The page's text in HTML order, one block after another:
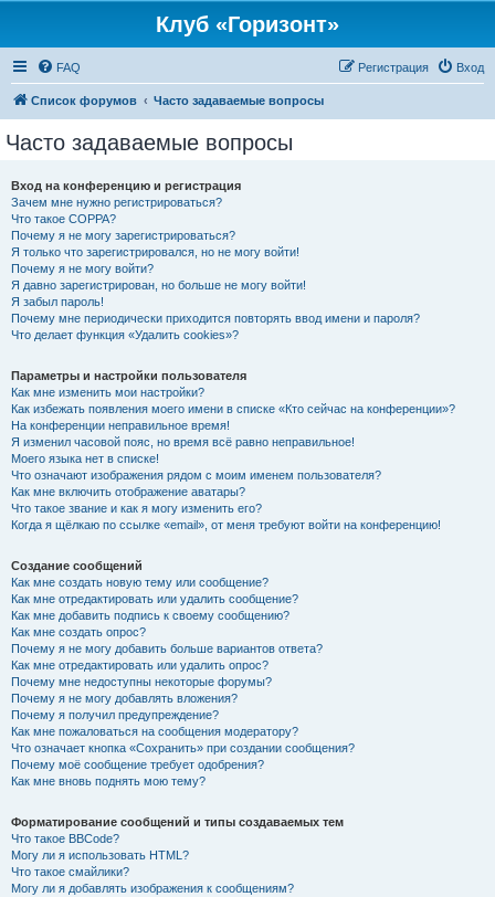
Клуб «Горизонт»
FAQ Вход
Регистрация
Список форумов Часто задаваемые вопросы
Часто задаваемые вопросы
Вход на конференцию и регистрация
Зачем мне нужно регистрироваться?
Что такое COPPA?
Почему я не могу зарегистрироваться?
Я только что зарегистрировался, но не могу войти!
Почему я не могу войти?
Я давно зарегистрирован, но больше не могу войти!
Я забыл пароль!
Почему мне периодически приходится повторять ввод имени и пароля?
Что делает функция «Удалить cookies»?
Параметры и настройки пользователя
Как мне изменить мои настройки?
Как избежать появления моего имени в списке «Кто сейчас на конференции»?
На конференции неправильное время!
Я изменил часовой пояс, но время всё равно неправильное!
Моего языка нет в списке!
Что означают изображения рядом с моим именем пользователя?
Как мне включить отображение аватары?
Что такое звание и как я могу изменить его?
Когда я щёлкаю по ссылке «email», от меня требуют войти на конференцию!
Создание сообщений
Как мне создать новую тему или сообщение?
Как мне отредактировать или удалить сообщение?
Как мне добавить подпись к своему сообщению?
Как мне создать опрос?
Почему я не могу добавить больше вариантов ответа?
Как мне отредактировать или удалить опрос?
Почему мне недоступны некоторые форумы?
Почему я не могу добавлять вложения?
Почему я получил предупреждение?
Как мне пожаловаться на сообщения модератору?
Что означает кнопка «Сохранить» при создании сообщения?
Почему моё сообщение требует одобрения?
Как мне вновь поднять мою тему?
Форматирование сообщений и типы создаваемых тем
Что такое BBCode?
Могу ли я использовать HTML?
Что такое смайлики?
Могу ли я добавлять изображения к сообщениям?